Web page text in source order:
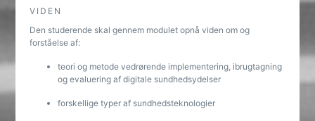
VIDEN
Den studerende skal gennem modulet opnå viden om og
forståelse af:
teori og metode vedrørende implementering, ibrugtagning
og evaluering af digitale sundhedsydelser
forskellige typer af sundhedsteknologier